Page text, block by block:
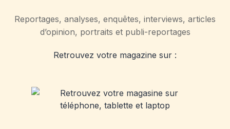
Reportages, analyses, enquêtes, interviews, articles
d’opinion, portraits et publi-reportages
Retrouvez votre magazine sur :